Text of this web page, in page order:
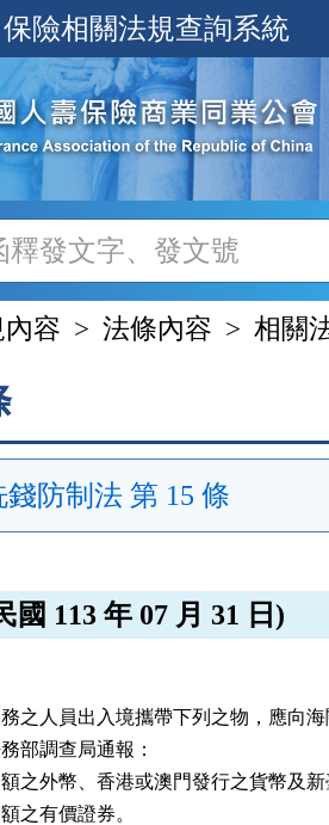
保險相關法規查詢系統
容 法條內容 相關
錢防制法 第 15 條
國 113 年 07 月 31 日)
之人員出入境攜帶下列之物，應向
部調查局通報：
之外幣、香港或澳門發行之貨幣及
之有價證券。